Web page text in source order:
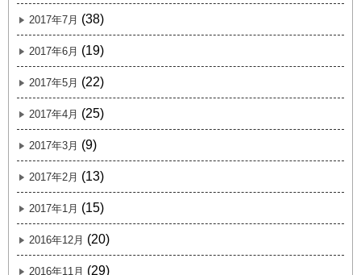
2017年7月 (38)
2017年6月 (19)
2017年5月 (22)
2017年4月 (25)
2017年3月 (9)
2017年2月 (13)
2017年1月 (15)
2016年12月 (20)
2016年11月 (29)